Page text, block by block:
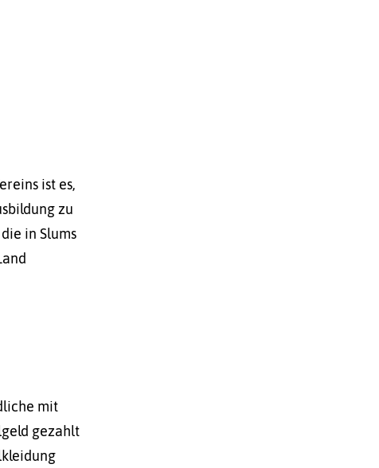
ist es,
zu
in Slums
mit
gezahlt